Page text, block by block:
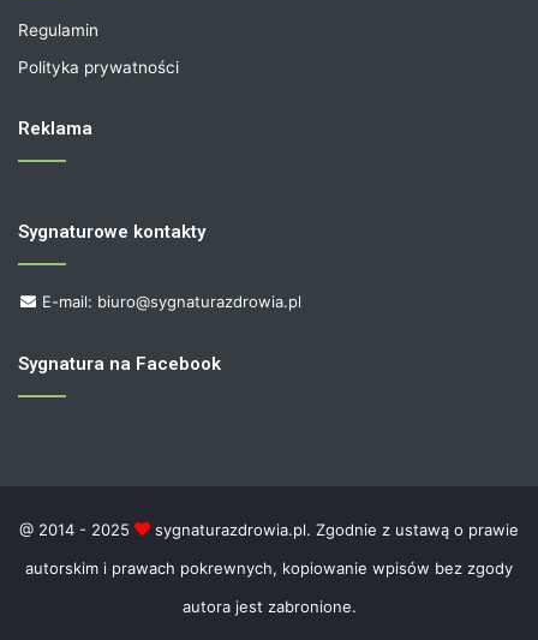
Regulamin
Polityka prywatności
Reklama
Sygnaturowe kontakty
E-mail: biuro@sygnaturazdrowia.pl
Sygnatura na Facebook
@ 2014 - 2025
sygnaturazdrowia.pl. Zgodnie z ustawą o prawie
autorskim i prawach pokrewnych, kopiowanie wpisów bez zgody
autora jest zabronione.